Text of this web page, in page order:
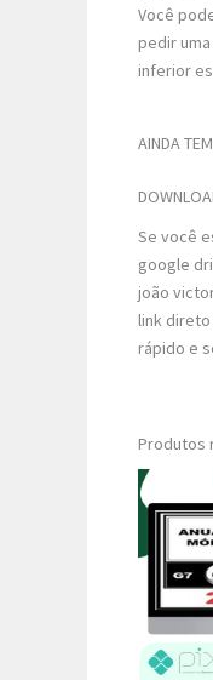
Você
pedir uma
inferior
AINDA
Se você
google
joão
link direto
rápido e
Produtos